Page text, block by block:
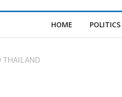
HOME POLITICS
THAILAND